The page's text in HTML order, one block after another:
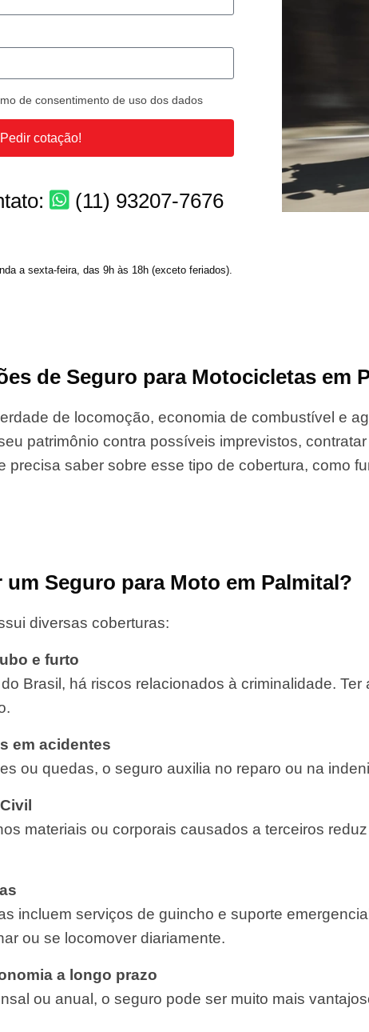
de consentimento de uso dos dados
Pedir cotação!
(11) 93207-7676
a sexta-feira, das 9h às 18h (exceto feriados).
de Seguro para Motocicletas em
de locomoção, economia de combustível e
patrimônio contra possíveis imprevistos, contratar
precisa saber sobre esse tipo de cobertura, como
Seguro para Moto em Palmital?
diversas coberturas:
e furto
Brasil, há riscos relacionados à criminalidade.
em acidentes
ou quedas, o seguro auxilia no reparo ou na
materiais ou corporais causados a terceiros
incluem serviços de guincho e suporte
ou se locomover diariamente.
a longo prazo
ou anual, o seguro pode ser muito mais